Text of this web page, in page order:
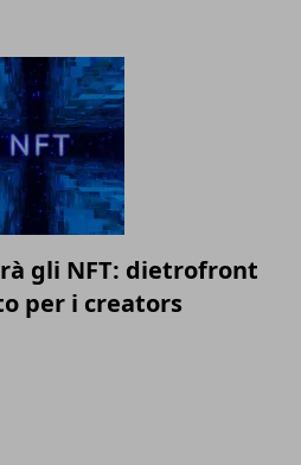
gli NFT: dietrofront
per i creators